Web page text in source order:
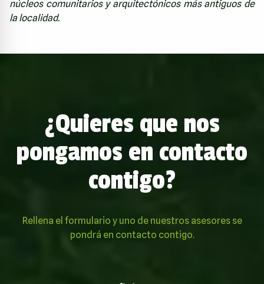
núcleos comunitarios y arquitectónicos más antiguos de
la localidad.
¿Quieres que nos
pongamos en contacto
contigo?
Rellena el formulario y uno de nuestros asesores se
pondrá en contacto contigo.